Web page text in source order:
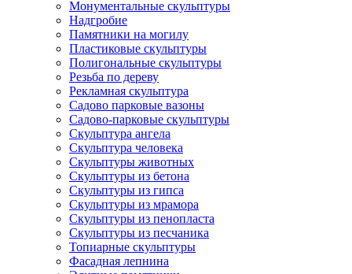
Монументальные скульптуры
Надгробие
Памятники на могилу
Пластиковые скульптуры
Полигональные скульптуры
Резьба по дереву
Рекламная скульптура
Садово парковые вазоны
Садово-парковые скульптуры
Скульптура ангела
Скульптура человека
Скульптуры животных
Скульптуры из бетона
Скульптуры из гипса
Скульптуры из мрамора
Скульптуры из пенопласта
Скульптуры из песчаника
Топиарные скульптуры
Фасадная лепнина